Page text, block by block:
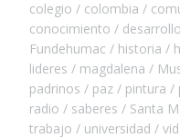
colegio
colombia
conocimiento
desarrollo
Fundehumac
historia
lideres
magdalena
padrinos
paz pintura
radio
saberes Santa
trabajo
universidad